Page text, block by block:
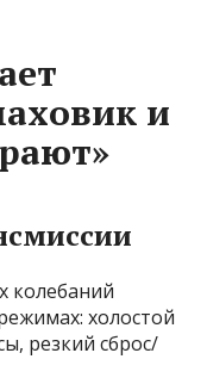
и
колебаний
холостой
резкий сброс/